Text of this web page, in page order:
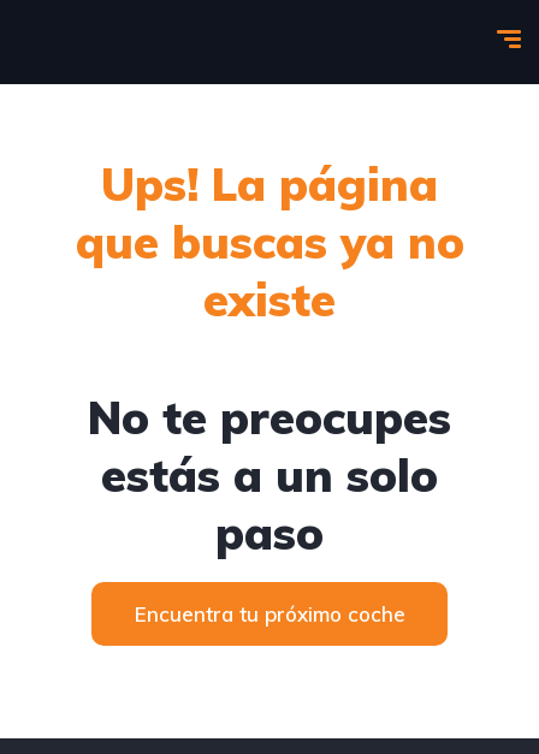
Ups! La página
que buscas ya no
existe
No te preocupes
estás a un solo
paso
Encuentra tu próximo coche